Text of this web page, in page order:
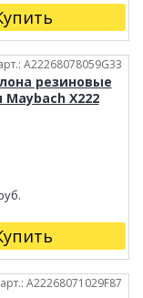
A22268078059G33
резиновые
X222
арт.: A22268071029F87